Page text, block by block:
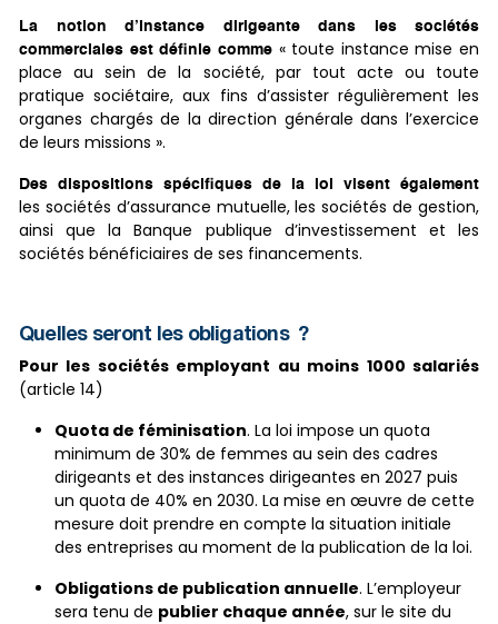
La notion d’instance dirigeante dans les sociétés
commerciales est définie comme« toute instance mise en
place au sein de la société, par tout acte ou toute
pratique sociétaire, aux fins d’assister régulièrement les
organes chargés de la direction générale dans l’exercice
de leurs missions ».
Des dispositions spécifiques de la loi visent également
les sociétés d’assurance mutuelle, les sociétés de gestion,
ainsi que la Banque publique d’investissement et les
sociétés bénéficiaires de ses financements.
Quelles seront les obligations ?
Pour les sociétés employant au moins 1000 salariés
(article 14)
Quota de féminisation. La loi impose un quota
minimum de 30% de femmes au sein des cadres
dirigeants et des instances dirigeantes en 2027 puis
un quota de 40% en 2030. La mise en œuvre de cette
mesure doit prendre en compte la situation initiale
des entreprises au moment de la publication de la loi.
Obligations de publication annuelle. L’employeur
sera tenu de publier chaque année, sur le site du